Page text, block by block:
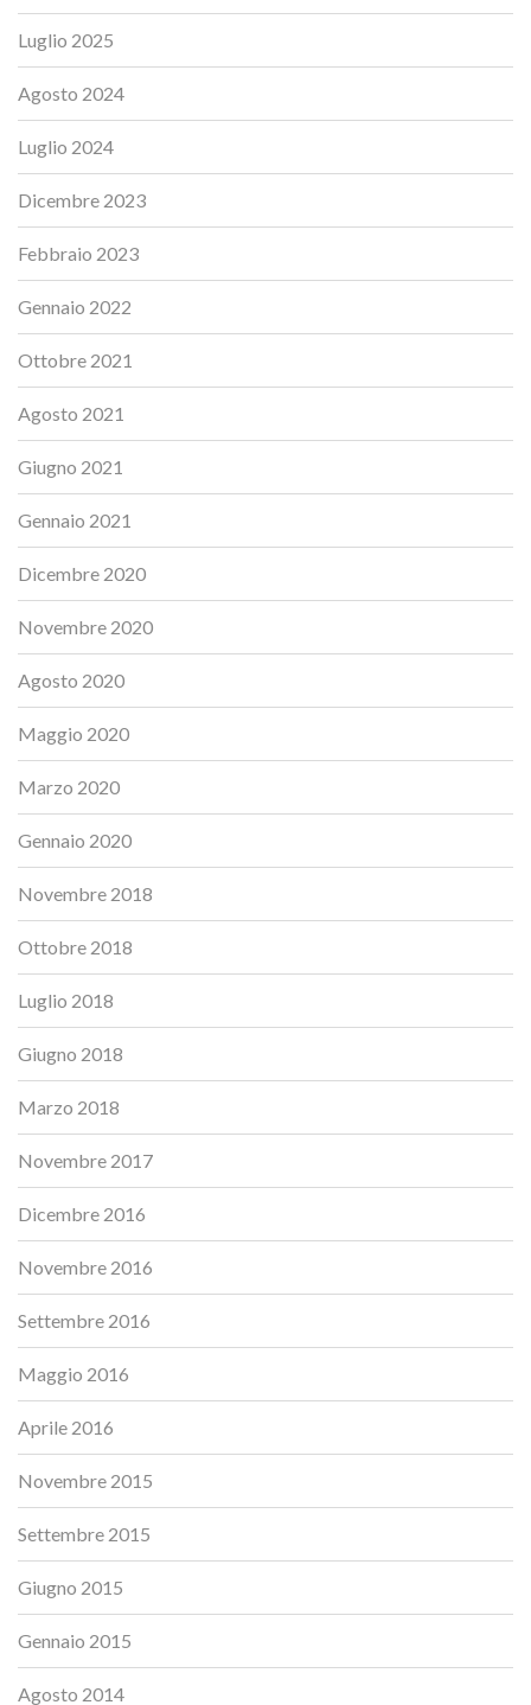
Luglio 2025
Agosto 2024
Luglio 2024
Dicembre 2023
Febbraio 2023
Gennaio 2022
Ottobre 2021
Agosto 2021
Giugno 2021
Gennaio 2021
Dicembre 2020
Novembre 2020
Agosto 2020
Maggio 2020
Marzo 2020
Gennaio 2020
Novembre 2018
Ottobre 2018
Luglio 2018
Giugno 2018
Marzo 2018
Novembre 2017
Dicembre 2016
Novembre 2016
Settembre 2016
Maggio 2016
Aprile 2016
Novembre 2015
Settembre 2015
Giugno 2015
Gennaio 2015
Agosto 2014